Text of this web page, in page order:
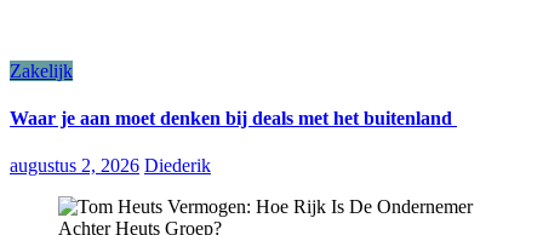
Zakelijk
Waar je aan moet denken bij deals met het buitenland
augustus 2, 2026 Diederik